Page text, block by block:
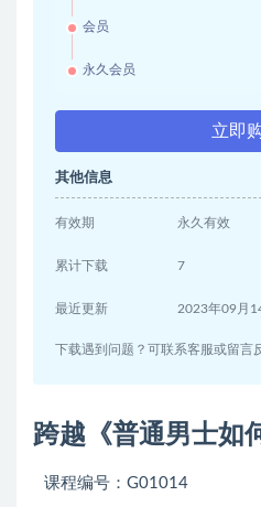
会员
永久会员
立即
其他信息
有效期 永久有效
累计下载 7
最近更新 2023年09月
下载遇到问题？可联系客服或留言
跨越《普通男士如
课程编号：G01014